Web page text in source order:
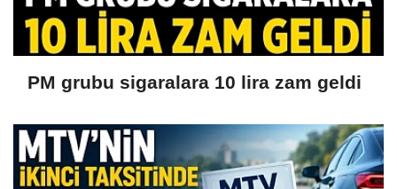
PM grubu sigaralara 10 lira zam geldi